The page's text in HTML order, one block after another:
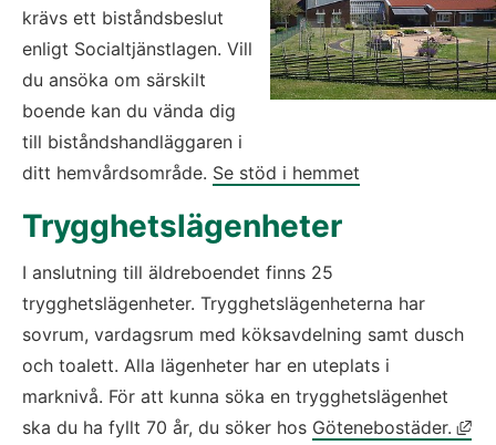
krävs ett biståndsbeslut
enligt Socialtjänstlagen. Vill
du ansöka om särskilt
boende kan du vända dig
till biståndshandläggaren i
ditt hemvårdsområde. Se stöd i hemmet
Trygghetslägenheter
I anslutning till äldreboendet finns 25
trygghetslägenheter. Trygghetslägenheterna har
sovrum, vardagsrum med köksavdelning samt dusch
och toalett. Alla lägenheter har en uteplats i
marknivå. För att kunna söka en trygghetslägenhet
ska du ha fyllt 70 år, du söker hos Götenebostäder.